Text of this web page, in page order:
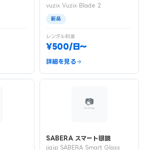
vuzix Vuzix Blade 2
新品
レンタル料金
¥500/日〜
詳細を見る
SABERA スマート眼鏡
jigjp SABERA Smart Glass